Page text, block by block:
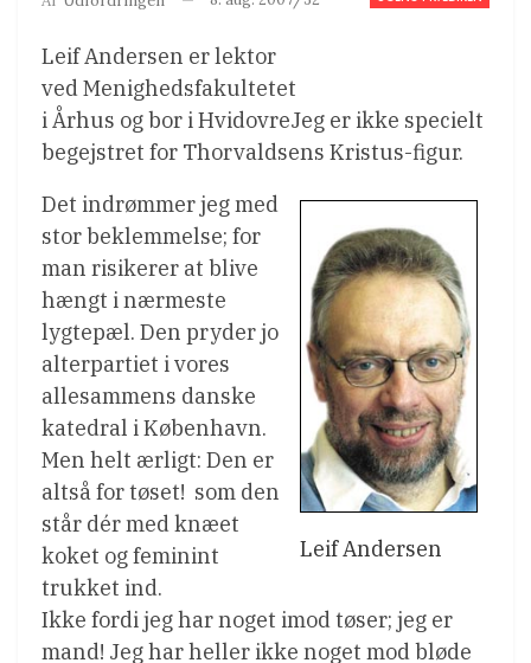
Leif Andersen er lektor
ved Menighedsfakultetet
i Århus og bor i HvidovreJeg er ikke specielt
begejstret for Thorvaldsens Kristus-figur.
Leif Andersen
Det indrømmer jeg med
stor beklemmelse; for
man risikerer at blive
hængt i nærmeste
lygtepæl. Den pryder jo
alterpartiet i vores
allesammens danske
katedral i København.
Men helt ærligt: Den er
altså for tøset!  som den
står dér med knæet
koket og feminint
trukket ind.
Ikke fordi jeg har noget imod tøser; jeg er
mand! Jeg har heller ikke noget mod bløde